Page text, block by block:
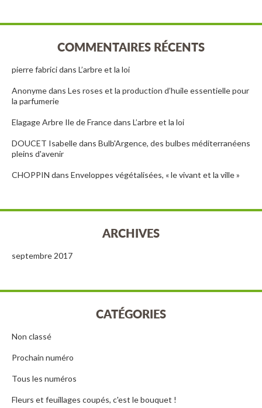
COMMENTAIRES RÉCENTS
pierre fabricidans L’arbre et la loi
Anonymedans Les roses et la production d’huile essentielle pour
la parfumerie
Elagage Arbre Ile de Francedans L’arbre et la loi
DOUCET Isabelledans Bulb'Argence, des bulbes méditerranéens
pleins d'avenir
CHOPPIN dans Enveloppes végétalisées, « le vivant et la ville »
ARCHIVES
septembre 2017
CATÉGORIES
Non classé
Prochain numéro
Tous les numéros
Fleurs et feuillages coupés, c'est le bouquet !